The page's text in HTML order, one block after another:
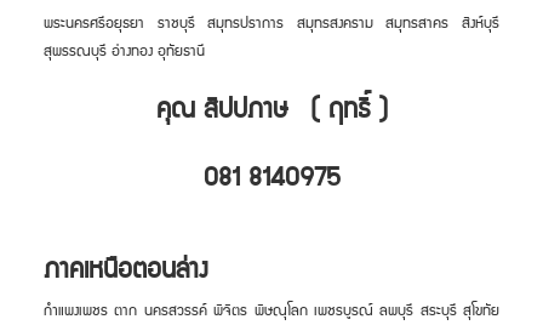
พระนครศรีอยุธยา ราชบุรี สมุทรปราการ สมุทรสงคราม สมุทรสาคร สิงห์บุรี
สุพรรณบุรี อ่างทอง อุทัยธานี
คุณ สิปปภาษ ( ฤทธิ์ )
081 8140975
ภาคเหนือตอนล่าง
กำแพงเพชร ตาก นครสวรรค์ พิจิตร พิษณุโลก เพชรบูรณ์ ลพบุรี สระบุรี สุโขทัย